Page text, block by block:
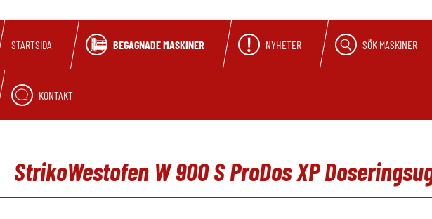
STARTSIDA BEGAGNADE MASKINER NYHETER SÖK MASKINER
KONTAKT
StrikoWestofen W 900 S ProDos XP